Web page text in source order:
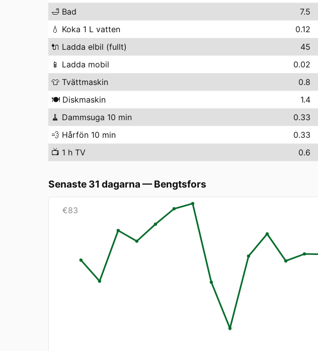
🛁 Bad 7.5
💧 Koka 1 L vatten 0.12
🔌 Ladda elbil (fullt) 45
📱 Ladda mobil 0.02
👕 Tvättmaskin 0.8
🍽️ Diskmaskin 1.4
🧹 Dammsuga 10 min 0.33
💨 Hårfön 10 min 0.33
📺 1 h TV 0.6
Senaste 31 dagarna —Bengtsfors
€83